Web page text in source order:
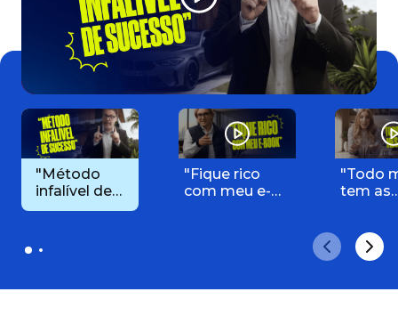
"Método
infalível de
sucesso"
"Fique rico
com meu e-
"Todo
tem as